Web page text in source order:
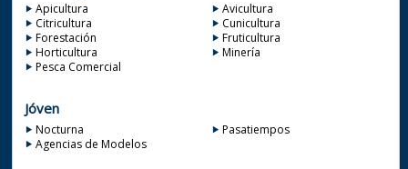
Apicultura
Avicultura
Citricultura
Cunicultura
Forestación
Fruticultura
Horticultura
Minería
Pesca Comercial
Jóven
Nocturna
Pasatiempos
Agencias de Modelos